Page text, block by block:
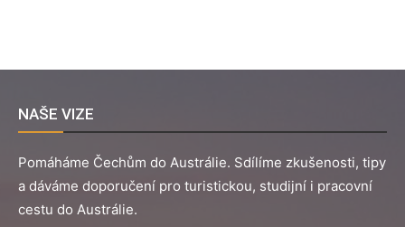
NAŠE VIZE
Pomáháme Čechům do Austrálie. Sdílíme zkušenosti, tipy
a dáváme doporučení pro turistickou, studijní i pracovní
cestu do Austrálie.